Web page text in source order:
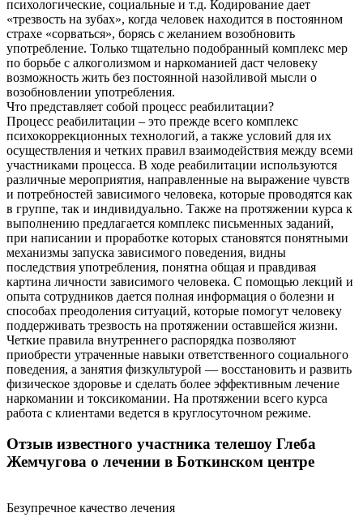
психологические, социальные и т.д. Кодирование дает
«трезвость на зубах», когда человек находится в постоянном
страхе «сорваться», борясь с желанием возобновить
употребление. Только тщательно подобранный комплекс мер
по борьбе с алкоголизмом и наркоманией даст человеку
возможность жить без постоянной назойливой мысли о
возобновлении употребления.
Что представляет собой процесс реабилитации?
Процесс реабилитации – это прежде всего комплекс
психокоррекционных технологий, а также условий для их
осуществления и четких правил взаимодействия между всеми
участниками процесса. В ходе реабилитации используются
различные мероприятия, направленные на выражение чувств
и потребностей зависимого человека, которые проводятся как
в группе, так и индивидуально. Также на протяжении курса к
выполнению предлагается комплекс письменных заданий,
при написании и проработке которых становятся понятными
механизмы запуска зависимого поведения, видны
последствия употребления, понятна общая и правдивая
картина личности зависимого человека. С помощью лекций и
опыта сотрудников дается полная информация о болезни и
способах преодоления ситуаций, которые помогут человеку
поддерживать трезвость на протяжении оставшейся жизни.
Четкие правила внутреннего распорядка позволяют
приобрести утраченные навыки ответственного социального
поведения, а занятия физкультурой — восстановить и развить
физическое здоровье и сделать более эффективным лечение
наркомании и токсикомании. На протяжении всего курса
работа с клиентами ведется в круглосуточном режиме.
Отзыв известного участника телешоу Глеба
Жемчугова о лечении в Боткинском центре
Безупречное качество лечения